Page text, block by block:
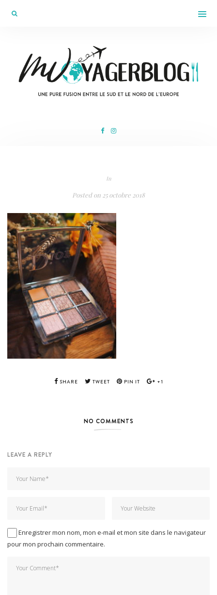
In
Posted on 25 octobre 2018
SHARE TWEET PIN IT +1
NO COMMENTS
LEAVE A REPLY
Enregistrer mon nom, mon e-mail et mon site dans le navigateur
pour mon prochain commentaire.